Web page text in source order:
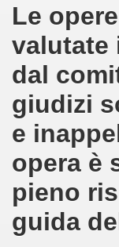
Le
valutate
dal
giudizi
e
opera è
pieno
guida
A TRANI LIVE
ULIVIERI
A
CALABRIA)
- ALETTI EDIT.